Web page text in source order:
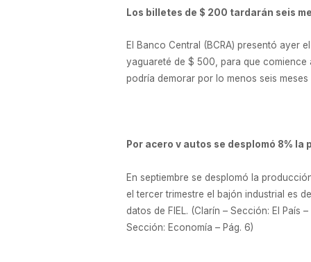
Los billetes de $ 200 tardarán seis
El Banco Central (BCRA) presentó ayer
yaguareté de $ 500, para que
podría demorar por lo menos seis
Por acero v autos se desplomó 8%
En septiembre se desplomó la
el tercer trimestre el bajón industrial es
datos de FIEL. (Clarín – Sección: El País
Sección: Economía – Pág. 6)